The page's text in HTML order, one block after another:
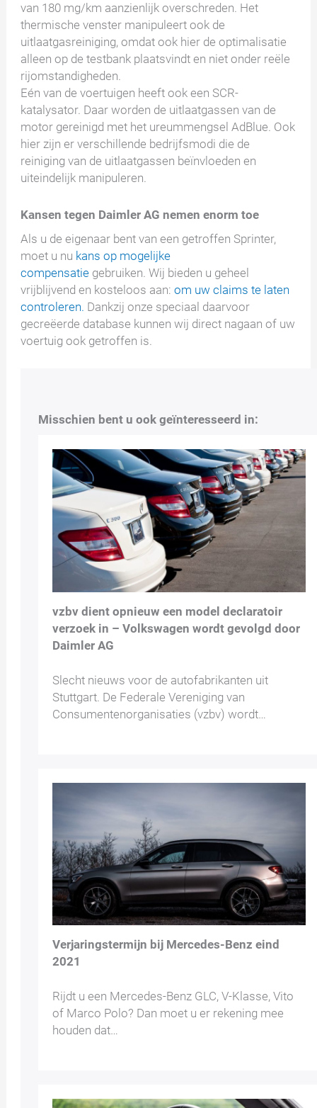
van 180 mg/km aanzienlijk overschreden. Het
thermische venster manipuleert ook de
uitlaatgasreiniging, omdat ook hier de optimalisatie
alleen op de testbank plaatsvindt en niet onder reële
rijomstandigheden.
Eén van de voertuigen heeft ook een SCR-
katalysator. Daar worden de uitlaatgassen van de
motor gereinigd met het ureummengsel AdBlue. Ook
hier zijn er verschillende bedrijfsmodi die de
reiniging van de uitlaatgassen beïnvloeden en
uiteindelijk manipuleren.
Kansen tegen Daimler AG nemen enorm toe
Als u de eigenaar bent van een getroffen Sprinter,
moet u nu kans op mogelijke
compensatie gebruiken. Wij bieden u geheel
vrijblijvend en kosteloos aan:om uw claims te laten
controleren. Dankzij onze speciaal daarvoor
gecreëerde database kunnen wij direct nagaan of uw
voertuig ook getroffen is.
Misschien bent u ook geïnteresseerd in:
vzbv dient opnieuw een model declaratoir
verzoek in – Volkswagen wordt gevolgd door
Daimler AG
Slecht nieuws voor de autofabrikanten uit
Stuttgart. De Federale Vereniging van
Consumentenorganisaties (vzbv) wordt…
Verjaringstermijn bij Mercedes-Benz eind
2021
Rijdt u een Mercedes-Benz GLC, V-Klasse, Vito
of Marco Polo? Dan moet u er rekening mee
houden dat…